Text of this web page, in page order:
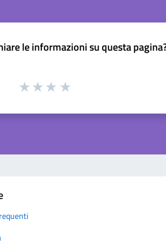
le informazioni su questa